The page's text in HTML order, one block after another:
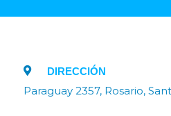
DIRECCIÓN
Paraguay 2357, Rosario,